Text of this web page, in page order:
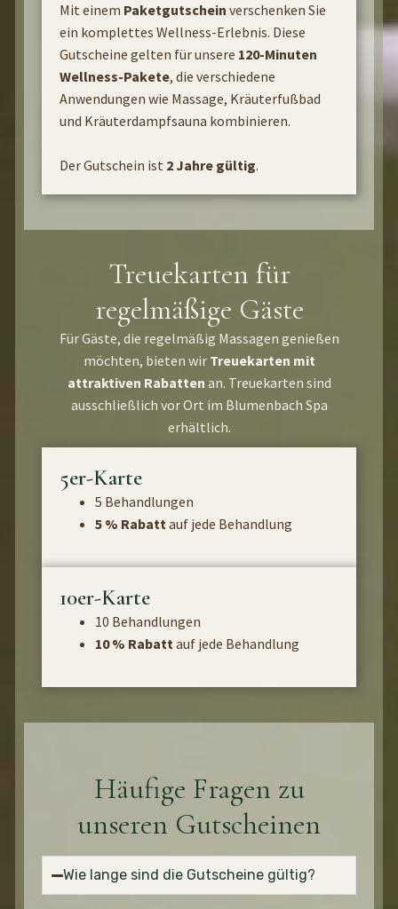
Mit einem Paketgutschein verschenken Sie
ein komplettes Wellness-Erlebnis. Diese
Gutscheine gelten für unsere 120-Minuten
Wellness-Pakete, die verschiedene
Anwendungen wie Massage, Kräuterfußbad
und Kräuterdampfsauna kombinieren.
Der Gutschein ist 2 Jahre gültig.
Treuekarten für
regelmäßige Gäste
Für Gäste, die regelmäßig Massagen genießen
möchten, bieten wir Treuekarten mit
attraktiven Rabatten an. Treuekarten sind
ausschließlich vor Ort im Blumenbach Spa
erhältlich.
5er-Karte
5 Behandlungen
5 % Rabattauf jede Behandlung
10er-Karte
10 Behandlungen
10 % Rabattauf jede Behandlung
Häufige Fragen zu
unseren Gutscheinen
Wie lange sind die Gutscheine gültig?